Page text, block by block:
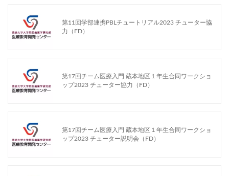
第11回学部連携PBLチュートリアル2023 チューター協
力（FD）
第17回チーム医療入門 蔵本地区１年生合同ワークショ
ップ2023 チューター協力（FD）
第17回チーム医療入門 蔵本地区１年生合同ワークショ
ップ2023 チューター説明会（FD）